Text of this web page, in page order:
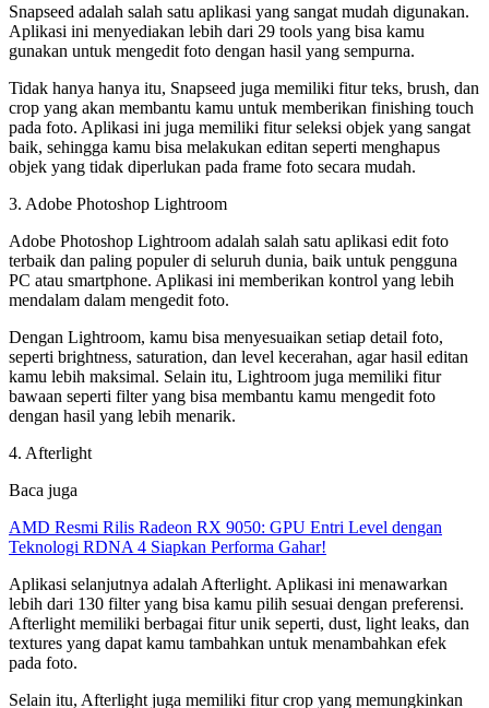
Snapseed adalah salah satu aplikasi yang sangat mudah digunakan.
Aplikasi ini menyediakan lebih dari 29 tools yang bisa kamu
gunakan untuk mengedit foto dengan hasil yang sempurna.
Tidak hanya hanya itu, Snapseed juga memiliki fitur teks, brush, dan
crop yang akan membantu kamu untuk memberikan finishing touch
pada foto. Aplikasi ini juga memiliki fitur seleksi objek yang sangat
baik, sehingga kamu bisa melakukan editan seperti menghapus
objek yang tidak diperlukan pada frame foto secara mudah.
3. Adobe Photoshop Lightroom
Adobe Photoshop Lightroom adalah salah satu aplikasi edit foto
terbaik dan paling populer di seluruh dunia, baik untuk pengguna
PC atau smartphone. Aplikasi ini memberikan kontrol yang lebih
mendalam dalam mengedit foto.
Dengan Lightroom, kamu bisa menyesuaikan setiap detail foto,
seperti brightness, saturation, dan level kecerahan, agar hasil editan
kamu lebih maksimal. Selain itu, Lightroom juga memiliki fitur
bawaan seperti filter yang bisa membantu kamu mengedit foto
dengan hasil yang lebih menarik.
4. Afterlight
Baca juga
AMD Resmi Rilis Radeon RX 9050: GPU Entri Level dengan
Teknologi RDNA 4 Siapkan Performa Gahar!
Aplikasi selanjutnya adalah Afterlight. Aplikasi ini menawarkan
lebih dari 130 filter yang bisa kamu pilih sesuai dengan preferensi.
Afterlight memiliki berbagai fitur unik seperti, dust, light leaks, dan
textures yang dapat kamu tambahkan untuk menambahkan efek
pada foto.
Selain itu, Afterlight juga memiliki fitur crop yang memungkinkan